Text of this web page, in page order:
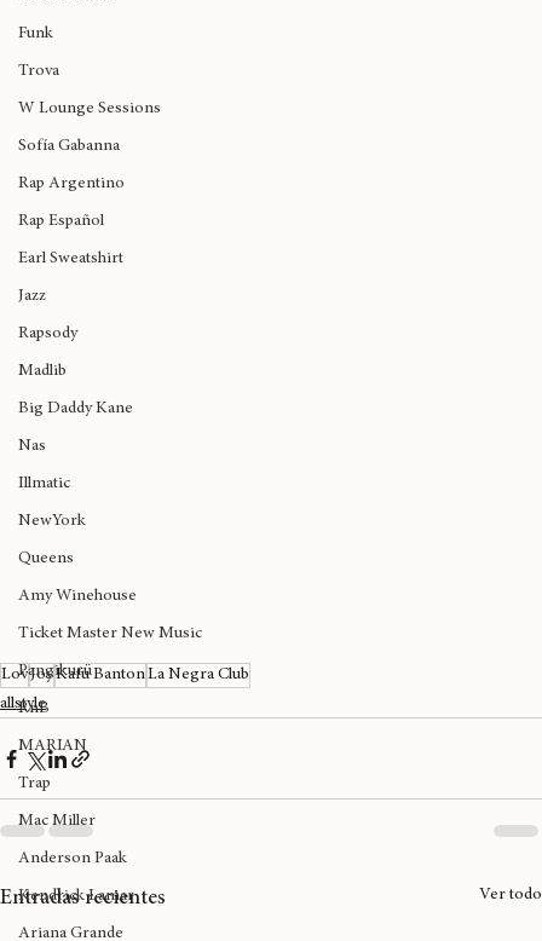
LeonThomas
Funk
Trova
W Lounge Sessions
Sofía Gabanna
Rap Argentino
Rap Español
Earl Sweatshirt
Jazz
Rapsody
Madlib
Big Daddy Kane
Nas
Illmatic
NewYork
Queens
Amy Winehouse
Ticket Master New Music
Pangikurü
RnB
MARIAN
Trap
Mac Miller
Anderson Paak
Kendrick Lamar
LovJoy
allstyle
Entradas recientes